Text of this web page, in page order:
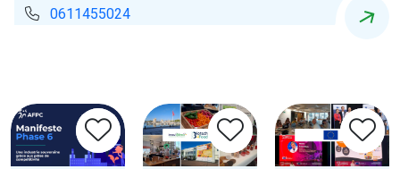
0611455024